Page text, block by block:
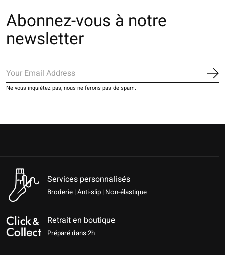
Abonnez-vous à notre
newsletter
Ne vous inquiétez pas, nous ne ferons pas de spam.
Services personnalisés
Broderie | Anti-slip | Non-élastique
Retrait en boutique
Préparé dans 2h